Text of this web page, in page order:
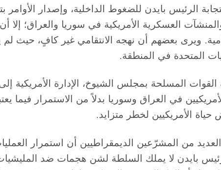
الرئيس بايدن للضغوط الداخلية، وإصدار
العسكرية الأمريكية في سوريا والعراق؛ إلا
ويرى بعضهم أن نهجه الانتقامي غير كافٍ، حيث لم
المتحدة في المنطقة.
المسلحة بمجلس الشيوخ، الإدارة الأمريكية
في العراق وسوريا بدلاً من الاستمرار فيما
الأمريكيين لخطر متزايد.
العديد من المشرّعين الديمقراطيين أن استمرار
بايدن لا يملك السلطة لشن هجمات ضد